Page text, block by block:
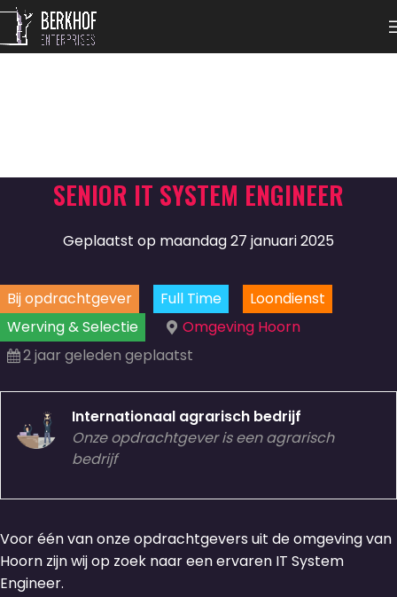
SENIOR IT SYSTEM ENGINEER
Geplaatst op maandag 27 januari 2025
Bij opdrachtgever Full Time
Loondienst
Werving & Selectie
Omgeving Hoorn
2 jaar geleden geplaatst
Internationaal agrarisch bedrijf
Onze opdrachtgever is een agrarisch
bedrijf
Voor één van onze opdrachtgevers uit de omgeving van
Hoorn zijn wij op zoek naar een ervaren IT System
Engineer.